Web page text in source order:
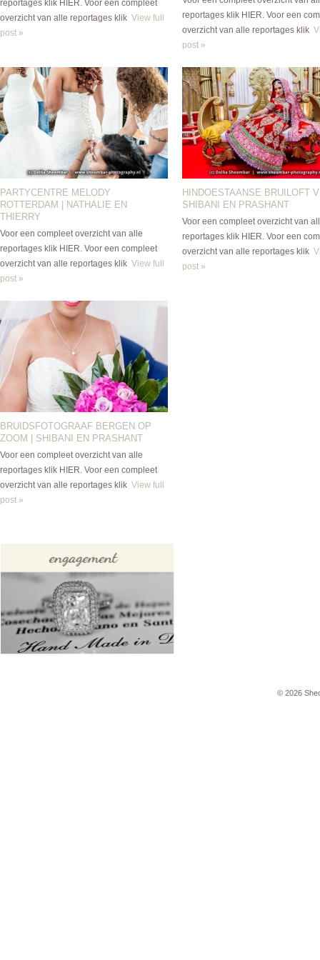
reportages klik HIER. Voor een compleet
overzicht van alle reportages klik View full
post »
reportages klik HIER. Voor een
overzicht van alle reportages klik
post »
PARTYCENTRE MELODY
ROTTERDAM | NATHALIE EN
THIERRY
Voor een compleet overzicht van alle
reportages klik HIER. Voor een compleet
overzicht van alle reportages klik View full
post »
HINDOESTAANSE BRUILOFT
SHIBANI EN PRASHANT
Voor een compleet overzicht van
reportages klik HIER. Voor een
overzicht van alle reportages klik
post »
BRUIDSFOTOGRAAF BERGEN OP
ZOOM | SHIBANI EN PRASHANT
Voor een compleet overzicht van alle
reportages klik HIER. Voor een compleet
overzicht van alle reportages klik View full
post »
© 2026